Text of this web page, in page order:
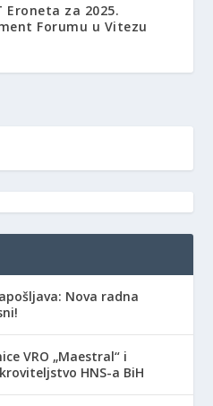
za 2025.
Forumu u Vitezu
Nova radna
VRO „Maestral“ i
HNS-a BiH